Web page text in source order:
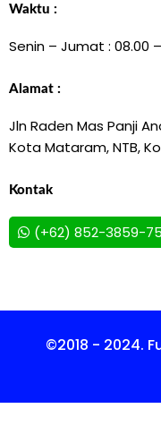
Waktu :
Senin – Jumat : 08.00 –
Alamat :
Jln Raden Mas Panji
Kota Mataram, NTB,
Kontak
(+62) 852-3859-
©2018 - 2024.